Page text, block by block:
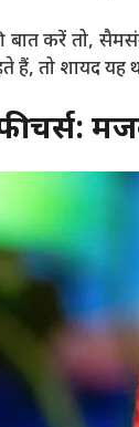
बात करें तो,
तो शायद यह